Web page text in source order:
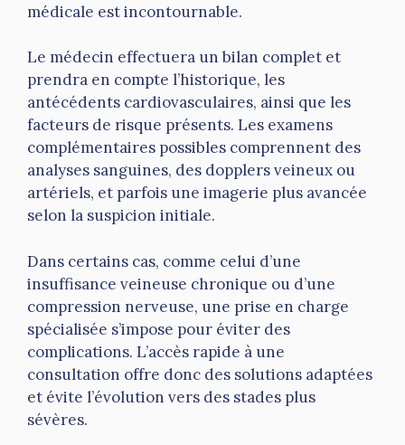
médicale est incontournable.
Le médecin effectuera un bilan complet et
prendra en compte l’historique, les
antécédents cardiovasculaires, ainsi que les
facteurs de risque présents. Les examens
complémentaires possibles comprennent des
analyses sanguines, des dopplers veineux ou
artériels, et parfois une imagerie plus avancée
selon la suspicion initiale.
Dans certains cas, comme celui d’une
insuffisance veineuse chronique ou d’une
compression nerveuse, une prise en charge
spécialisée s’impose pour éviter des
complications. L’accès rapide à une
consultation offre donc des solutions adaptées
et évite l’évolution vers des stades plus
sévères.